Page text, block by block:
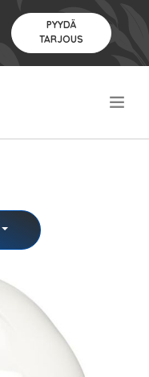
PYYDÄ
TARJOUS